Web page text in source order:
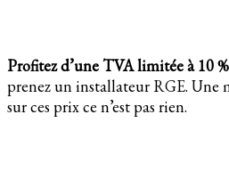
Profitez d’une TVA limitée à 10 %
prenez un installateur RGE. Une
sur ces prix ce n’est pas rien.